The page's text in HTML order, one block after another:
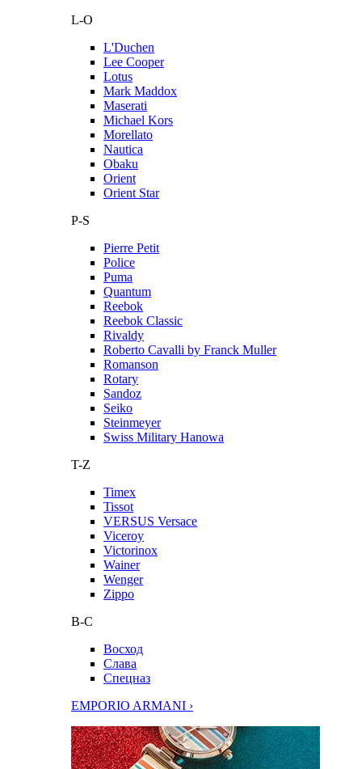
L-O
L'Duchen
Lee Cooper
Lotus
Mark Maddox
Maserati
Michael Kors
Morellato
Nautica
Obaku
Orient
Orient Star
P-S
Pierre Petit
Police
Puma
Quantum
Reebok
Reebok Classic
Rivaldy
Roberto Cavalli by Franck Muller
Romanson
Rotary
Sandoz
Seiko
Steinmeyer
Swiss Military Hanowa
T-Z
Timex
Tissot
VERSUS Versace
Viceroy
Victorinox
Wainer
Wenger
Zippo
В-С
Восход
Слава
Спецназ
EMPORIO ARMANI ›